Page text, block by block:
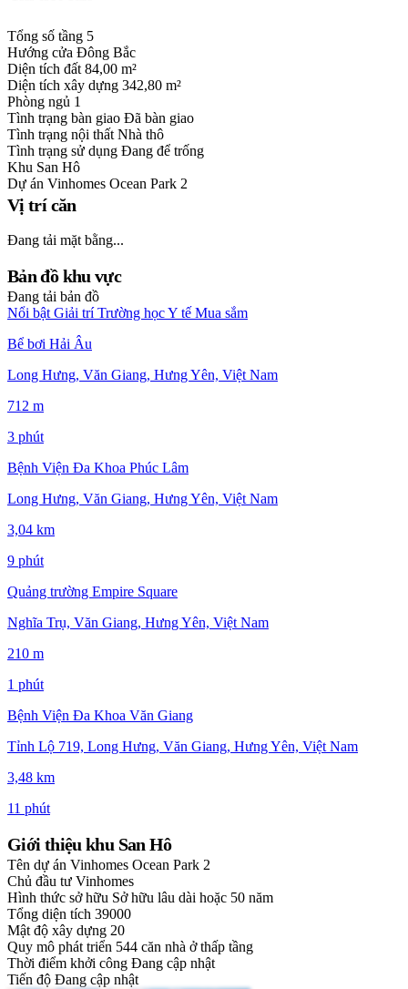
Tổng số tầng 5
Hướng cửa Đông Bắc
Diện tích đất 84,00 m²
Diện tích xây dựng 342,80 m²
Phòng ngủ 1
Tình trạng bàn giao Đã bàn giao
Tình trạng nội thất Nhà thô
Tình trạng sử dụng Đang để trống
Khu San Hô
Dự án Vinhomes Ocean Park 2
Vị trí căn
Đang tải mặt bằng...
Bản đồ khu vực
Đang tải bản đồ
Nổi bật Giải trí Trường họcY tế Mua sắm
Bể bơi Hải Âu
Long Hưng, Văn Giang, Hưng Yên, Việt Nam
712 m
3 phút
Bệnh Viện Đa Khoa Phúc Lâm
Long Hưng, Văn Giang, Hưng Yên, Việt Nam
3,04 km
9 phút
Quảng trường Empire Square
Nghĩa Trụ, Văn Giang, Hưng Yên, Việt Nam
210 m
1 phút
Bệnh Viện Đa Khoa Văn Giang
Tỉnh Lộ 719, Long Hưng, Văn Giang, Hưng Yên, Việt Nam
3,48 km
11 phút
Giới thiệu khu San Hô
Tên dự án Vinhomes Ocean Park 2
Chủ đầu tư Vinhomes
Hình thức sở hữu Sở hữu lâu dài hoặc 50 năm
Tổng diện tích 39000
Mật độ xây dựng 20
Quy mô phát triển 544 căn nhà ở thấp tầng
Thời điểm khởi công Đang cập nhật
Tiến độ Đang cập nhật